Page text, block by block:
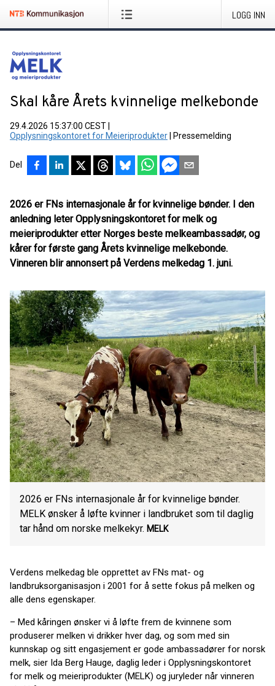
LOGG INN
Skal kåre Årets kvinnelige melkebonde
29.4.2026 15:37:00 CEST
Opplysningskontoret for Meieriprodukter
Pressemelding
Del
2026 er FNs internasjonale år for kvinnelige bønder. I den
anledning leter Opplysningskontoret for melk og
meieriprodukter etter Norges beste melkeambassadør, og
kårer for første gang Årets kvinnelige melkebonde.
Vinneren blir annonsert på Verdens melkedag 1. juni.
2026 er FNs internasjonale år for kvinnelige bønder.
MELK ønsker å løfte kvinner i landbruket som til daglig
tar hånd om norske melkekyr. MELK
Verdens melkedag ble opprettet av FNs mat- og
landbruksorganisasjon i 2001 for å sette fokus på melken og
alle dens egenskaper.
– Med kåringen ønsker vi å løfte frem de kvinnene som
produserer melken vi drikker hver dag, og som med sin
kunnskap og sitt engasjement er gode ambassadører for norsk
melk, sier Ida Berg Hauge, daglig leder i Opplysningskontoret
for melk og meieriprodukter (MELK) og juryleder når vinneren